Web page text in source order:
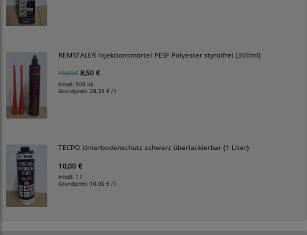
REMSTALER Injektionsmörtel PESF Polyester styrolfrei (300ml)
10,00 € 8,50 €
Inhalt: 300 ml
Grundpreis: 28,33 € / l
TECPO Unterbodenschutz schwarz überlackierbar (1 Liter)
10,00 €
Inhalt: 1 l
Grundpreis: 10,00 € / l